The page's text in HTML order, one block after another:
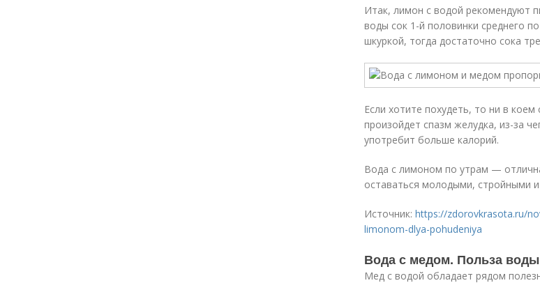
Итак, лимон с водой рекомендуют
воды сок 1-й половинки среднего
шкуркой, тогда достаточно сока
Если хотите похудеть, то ни в
произойдет спазм желудка, из-за
употребит больше калорий.
Вода с лимоном по утрам —
оставаться молодыми, стройными
Источник: https://zdorovkrasota.ru/
limonom-dlya-pohudeniya
Вода с медом. Польза
Мед с водой обладает рядом